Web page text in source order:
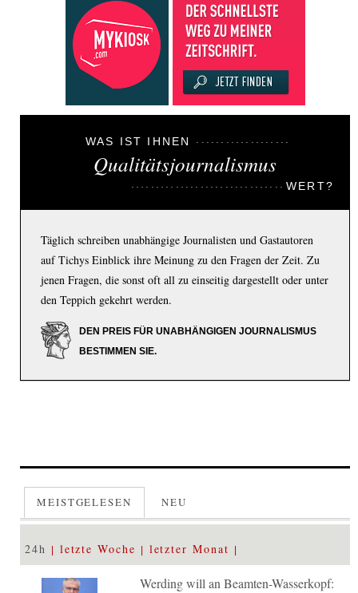
WAS IST IHNEN
Qualitätsjournalismus
WERT?
Täglich schreiben unabhängige Journalisten und Gastautoren
auf Tichys Einblick ihre Meinung zu den Fragen der Zeit. Zu
jenen Fragen, die sonst oft all zu einseitig dargestellt oder unter
den Teppich gekehrt werden.
DEN PREIS FÜR UNABHÄNGIGEN JOURNALISMUS
BESTIMMEN SIE.
MEISTGELESEN NEU
24h letzte Woche letzter Monat
Werding will an Beamten-Wasserkopf: